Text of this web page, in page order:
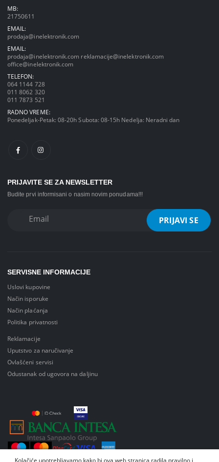
MB:
21750611
EMAIL:
prodaja@inelektronik.com
EMAIL:
prodaja@inelektronik.com reklamacije@inelektronik.com
office@inelektronik.com
TELEFON:
064 1144 728
011 8062 320
011 7873 521
RADNO VREME:
Ponedeljak-Petak: 08-20h Subota: 08-15h Nedelja: Neradni dan
PRIJAVITE SE ZA NEWSLETTER
Budite prvi informisani o nasim novim ponudama!!!
SERVISNE INFORMACIJE
Uslovi kupovine
Način isporuke
Način plaćanja
Politika privatnosti
Reklamacije
Uputstvo za naručivanje
Ovlašćeni servisi
Odustanak od ugovora na daljinu
Kolačiće upotrebljavamo kako bi ova web stranica radila pravilno i